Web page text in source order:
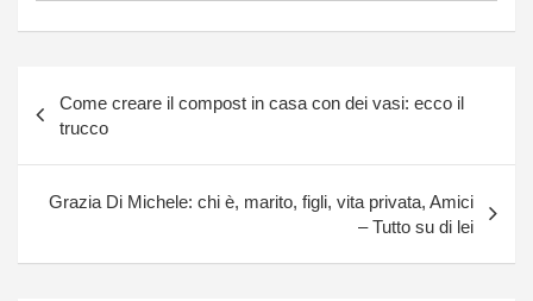
articoli
Come creare il compost in casa con dei vasi: ecco il
trucco
Grazia Di Michele: chi è, marito, figli, vita privata, Amici
– Tutto su di lei